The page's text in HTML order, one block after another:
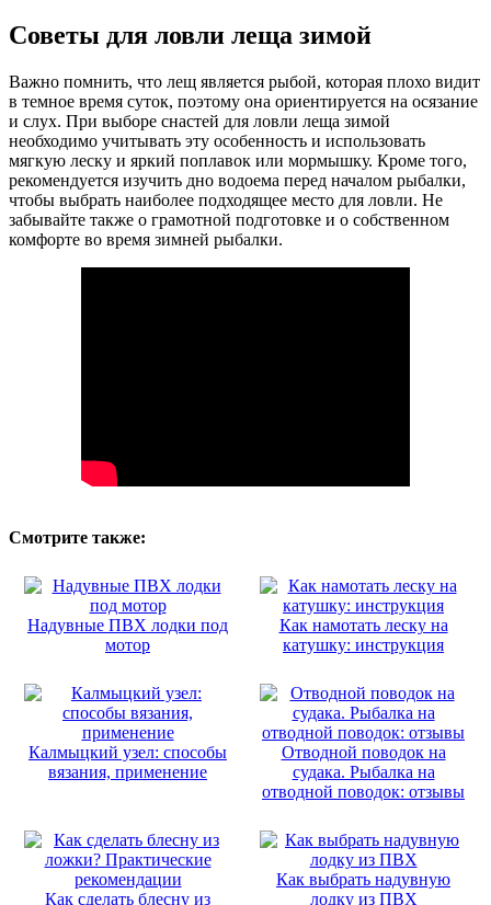
Советы для ловли леща зимой
Важно помнить, что лещ является рыбой, которая плохо видит
в темное время суток, поэтому она ориентируется на осязание
и слух. При выборе снастей для ловли леща зимой
необходимо учитывать эту особенность и использовать
мягкую леску и яркий поплавок или мормышку. Кроме того,
рекомендуется изучить дно водоема перед началом рыбалки,
чтобы выбрать наиболее подходящее место для ловли. Не
забывайте также о грамотной подготовке и о собственном
комфорте во время зимней рыбалки.
Смотрите также:
Надувные ПВХ лодки под
мотор
Как намотать леску на
катушку: инструкция
Калмыцкий узел: способы
вязания, применение
Отводной поводок на
судака. Рыбалка на
отводной поводок: отзывы
Как сделать блесну из
Как выбрать надувную
лодку из ПВХ